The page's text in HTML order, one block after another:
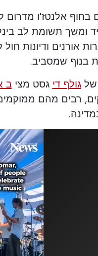
אלנטז'ו מדרום
קיד ומשך תשומת לב
אורנים ודיונות
בנוף שמסביב.
שלגולף די גסט מציב
רבים מהם